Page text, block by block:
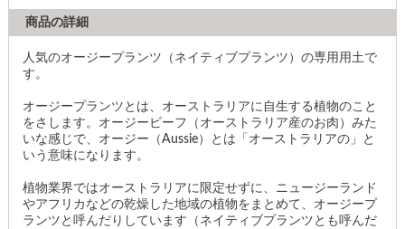
商品の詳細
人気のオージープランツ（ネイティブプランツ）の専用用土で
す。
オージープランツとは、オーストラリアに自生する植物のこと
をさします。オージービーフ（オーストラリア産のお肉）みた
いな感じで、オージー（Aussie）とは「オーストラリアの」と
いう意味になります。
植物業界ではオーストラリアに限定せずに、ニュージーランド
やアフリカなどの乾燥した地域の植物をまとめて、オージープ
ランツと呼んだりしています（ネイティブプランツとも呼んだ